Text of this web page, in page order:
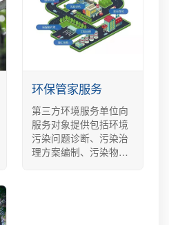
环保管家服务
第三方环境服务单位向
服务对象提供包括环境
污染问题诊断、污染治
理方案编制、污染物排